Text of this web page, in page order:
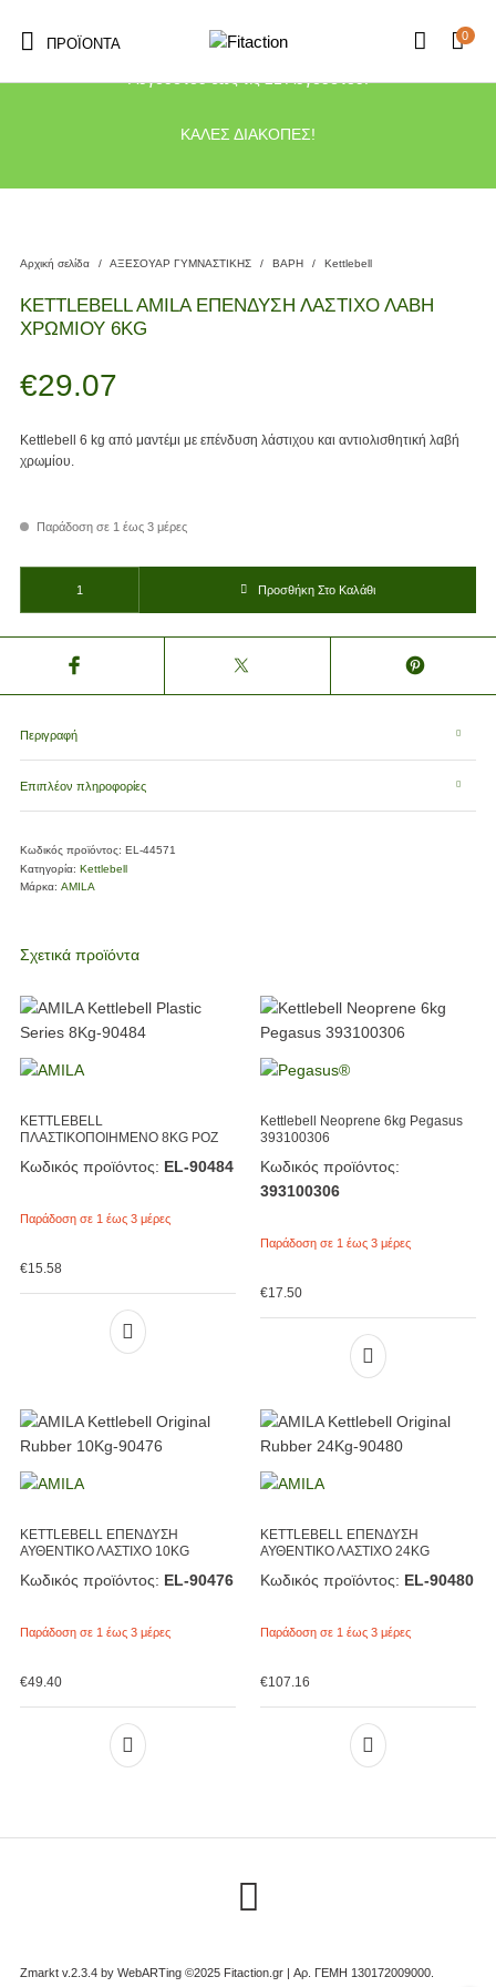
Το κατάστημα μας θα παραμείνει κλειστό λόγω διακοπών από τις 10
Αυγούστου έως τις 21 Αυγούστου.
ΚΑΛΕΣ ΔΙΑΚΟΠΕΣ!
ΠΡΟΪΌΝΤΑ
0
Αρχική σελίδα / ΑΞΕΣΟΥΑΡ ΓΥΜΝΑΣΤΙΚΗΣ / ΒΑΡΗ / Kettlebell
KETTLEBELL AMILA ΕΠΕΝΔΥΣΗ ΛΑΣΤΙΧΟ ΛΑΒΗ
ΧΡΩΜΙΟΥ 6KG
€29.07
Kettlebell 6 kg από μαντέμι με επένδυση λάστιχου και αντιολισθητική λαβή
χρωμίου.
Παράδοση σε 1 έως 3 μέρες
Προσθήκη Στο Καλάθι
Περιγραφή
Επιπλέον πληροφορίες
Κωδικός προϊόντος: EL-44571
Κατηγορία: Kettlebell
Μάρκα: AMILA
Σχετικά προϊόντα
KETTLEBELL
ΠΛΑΣΤΙΚΟΠΟΙΗΜΕΝΟ 8KG ΡΟΖ
Κωδικός προϊόντος: EL-90484
Παράδοση σε 1 έως 3 μέρες
€15.58
Kettlebell Neoprene 6kg Pegasus
393100306
Κωδικός προϊόντος:
393100306
Παράδοση σε 1 έως 3 μέρες
€17.50
KETTLEBELL ΕΠΕΝΔΥΣΗ
ΑΥΘΕΝΤΙΚΟ ΛΑΣΤΙΧΟ 10KG
Κωδικός προϊόντος: EL-90476
Παράδοση σε 1 έως 3 μέρες
€49.40
KETTLEBELL ΕΠΕΝΔΥΣΗ
ΑΥΘΕΝΤΙΚΟ ΛΑΣΤΙΧΟ 24KG
Κωδικός προϊόντος: EL-90480
Παράδοση σε 1 έως 3 μέρες
€107.16
Zmarkt v.2.3.4 by WebARTing ©2025 Fitaction.gr | Αρ. ΓΕΜΗ 130172009000.